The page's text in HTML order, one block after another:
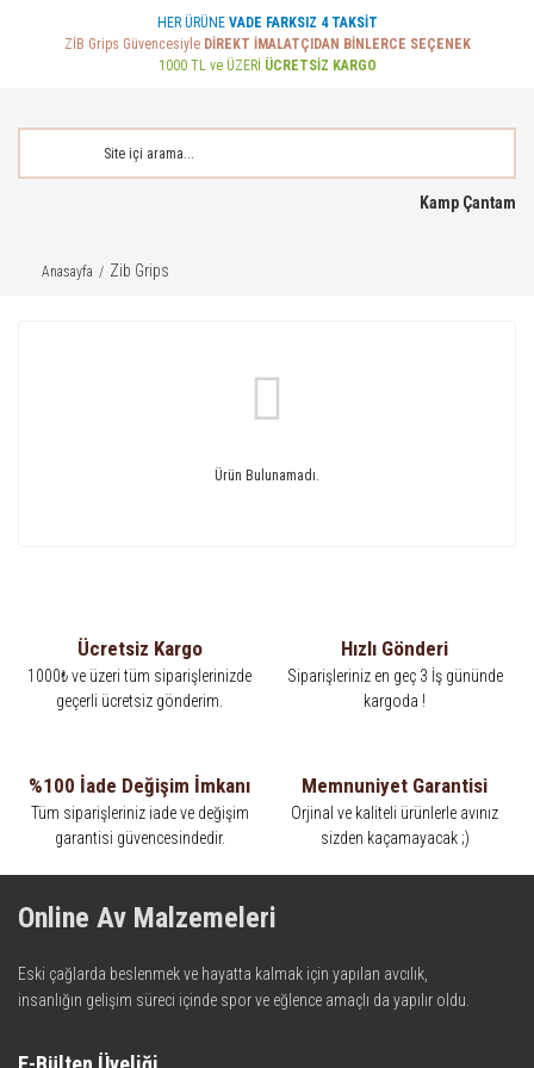
HER ÜRÜNE VADE FARKSIZ 4 TAKSİT
ZİB Grips Güvencesiyle DİREKT İMALATÇIDAN BİNLERCE SEÇENEK
1000 TL ve ÜZERİ ÜCRETSİZ KARGO
Kamp Çantam
Anasayfa Zib Grips
Ürün Bulunamadı.
Ücretsiz Kargo
1000₺ ve üzeri tüm siparişlerinizde
geçerli ücretsiz gönderim.
Hızlı Gönderi
Siparişleriniz en geç 3 İş gününde
kargoda !
%100 İade Değişim İmkanı
Tüm siparişleriniz iade ve değişim
garantisi güvencesindedir.
Memnuniyet Garantisi
Orjinal ve kaliteli ürünlerle avınız
sizden kaçamayacak ;)
Online Av Malzemeleri
Eski çağlarda beslenmek ve hayatta kalmak için yapılan avcılık,
insanlığın gelişim süreci içinde spor ve eğlence amaçlı da yapılır oldu.
teknolojinin dokunuşuyla av malzemelerinde en iyisini meydana